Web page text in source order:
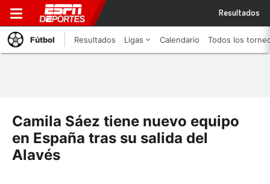
Resultados
Fútbol Resultados Ligas Calendario Todos los
Camila Sáez tiene nuevo equipo
en España tras su salida del
Alavés